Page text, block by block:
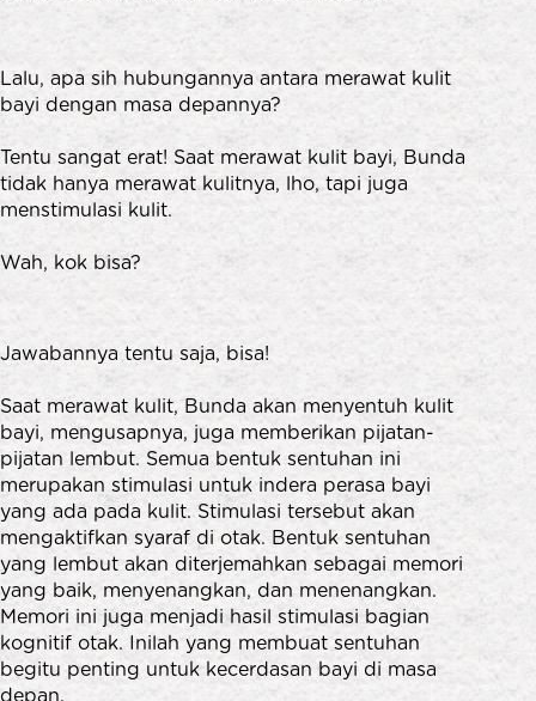
Lalu, apa sih hubungannya antara merawat kulit
bayi dengan masa depannya?
Tentu sangat erat! Saat merawat kulit bayi, Bunda
tidak hanya merawat kulitnya, lho, tapi juga
menstimulasi kulit.
Wah, kok bisa?
Jawabannya tentu saja, bisa!
Saat merawat kulit, Bunda akan menyentuh kulit
bayi, mengusapnya, juga memberikan pijatan-
pijatan lembut. Semua bentuk sentuhan ini
merupakan stimulasi untuk indera perasa bayi
yang ada pada kulit. Stimulasi tersebut akan
mengaktifkan syaraf di otak. Bentuk sentuhan
yang lembut akan diterjemahkan sebagai memori
yang baik, menyenangkan, dan menenangkan.
Memori ini juga menjadi hasil stimulasi bagian
kognitif otak. Inilah yang membuat sentuhan
begitu penting untuk kecerdasan bayi di masa
depan.